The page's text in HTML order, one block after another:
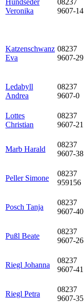
Hundseder
Veronika
08237
9607-14
Katzenschwanz
Eva
08237
9607-29
Ledabyll
Andrea
08237
9607-0
Lottes
Christian
08237
9607-21
Marb Harald
08237
9607-38
Peller Simone
08237
959156
Posch Tanja
08237
9607-40
Pußl Beate
08237
9607-26
Riegl Johanna
08237
9607-41
Riegl Petra
08237
9607-35